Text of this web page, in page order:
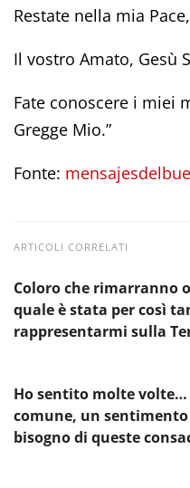
Restate nella mia
Il vostro Amato, Gesù
Fate conoscere i miei
Gregge Mio.”
Fonte:
ARTICOLI CORRELATI
Coloro che rimarranno
quale è stata per così
rappresentarmi sulla
Ho sentito molte
comune, un sentimento
bisogno di queste